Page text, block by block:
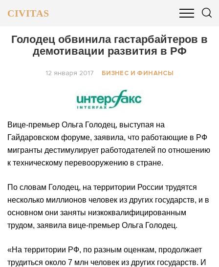
CIVITAS
ОБЩЕСТВО БИЗНЕС И ФИНАНСЫ
Голодец обвинила гастарбайтеров в
демотивации развития в РФ
12 января 2017 БИЗНЕС И ФИНАНСЫ
Вице-премьер Ольга Голодец, выступая на
Гайдаровском форуме, заявила, что работающие в РФ
мигранты дестимулирует работодателей по отношению
к техническому перевооружению в стране.
По словам Голодец, на территории России трудятся
несколько миллионов человек из других государств, и в
основном они заняты низкоквалифицированным
трудом, заявила вице-премьер Ольга Голодец.
«На территории РФ, по разным оценкам, продолжает
трудиться около 7 млн человек из других государств. И